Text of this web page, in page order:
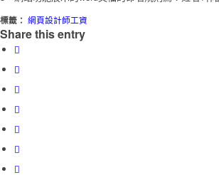
標籤： 網頁設計師工資
Share this entry